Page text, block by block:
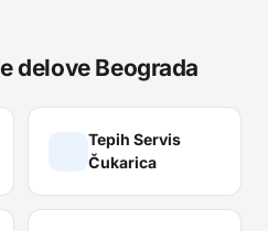
delove Beograda
Tepih Servis
Čukarica